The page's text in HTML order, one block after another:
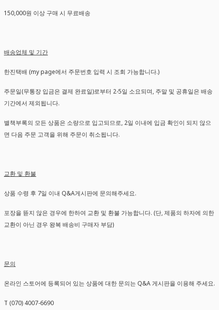
150,000원 이상 구매 시 무료배송
배송업체 및 기간
한진택배 (my page에서 주문번호 입력 시 조회 가능합니다.)
주문일(무통장 입금은 결제 완료일)로부터 2-5일 소요되며, 주말 및 공휴일은 배송
기간에서 제외됩니다.
별책부록의 모든 상품은 소량으로 입고되므로, 2일 이내에 입금 확인이 되지 않으
면 다음 주문 고객을 위해 주문이 취소됩니다.
교환 및 환불
상품 수령 후 7일 이내 Q&A게시판에 문의해주세요.
포장을 뜯지 않은 경우에 한하여 교환 및 환불 가능합니다. (단, 제품의 하자에 의한
교환이 아닌 경우 왕복 배송비 구매자 부담)
문의
온라인 스토어에 등록되어 있는 상품에 대한 문의는 Q&A 게시판을 이용해 주세요.
T (070) 4007-6690